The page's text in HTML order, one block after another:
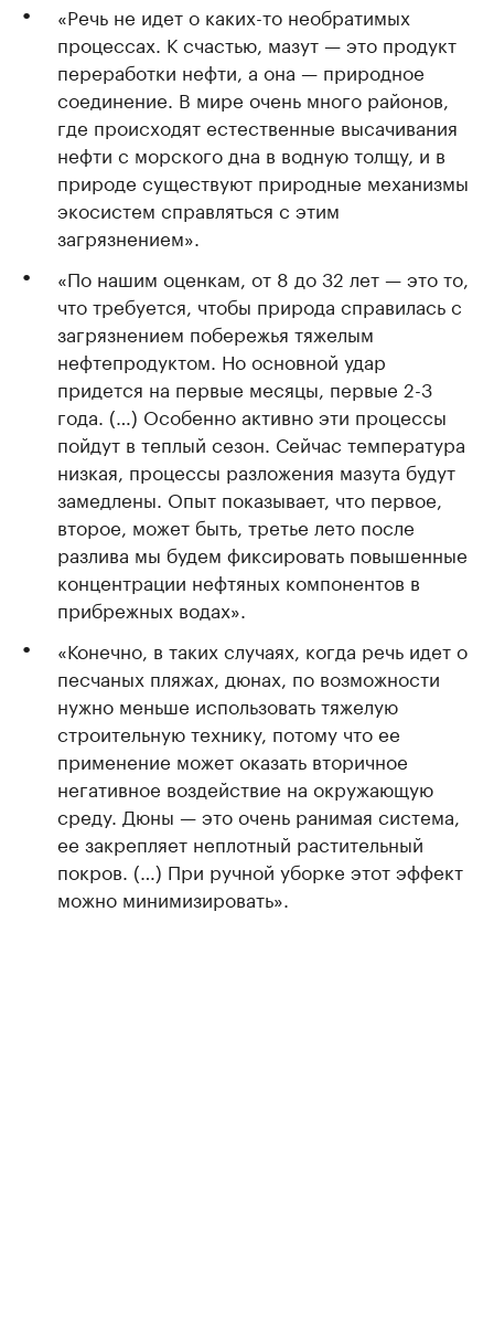
«Речь не идет о каких-то необратимых
процессах. К счастью, мазут — это продукт
переработки нефти, а она — природное
соединение. В мире очень много районов,
где происходят естественные высачивания
нефти с морского дна в водную толщу, и в
природе существуют природные механизмы
экосистем справляться с этим
загрязнением».
«По нашим оценкам, от 8 до 32 лет — это то,
что требуется, чтобы природа справилась с
загрязнением побережья тяжелым
нефтепродуктом. Но основной удар
придется на первые месяцы, первые 2-3
года. (…) Особенно активно эти процессы
пойдут в теплый сезон. Сейчас температура
низкая, процессы разложения мазута будут
замедлены. Опыт показывает, что первое,
второе, может быть, третье лето после
разлива мы будем фиксировать повышенные
концентрации нефтяных компонентов в
прибрежных водах».
«Конечно, в таких случаях, когда речь идет о
песчаных пляжах, дюнах, по возможности
нужно меньше использовать тяжелую
строительную технику, потому что ее
применение может оказать вторичное
негативное воздействие на окружающую
среду. Дюны — это очень ранимая система,
ее закрепляет неплотный растительный
покров. (…) При ручной уборке этот эффект
можно минимизировать».